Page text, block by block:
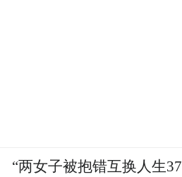
“两女子被抱错互换人生37